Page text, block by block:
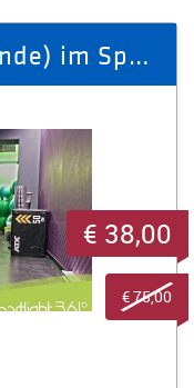
Workout (10 x Kursstunde) im Sportlight 361° in Stollberg
€ 38,00
€ 75,00